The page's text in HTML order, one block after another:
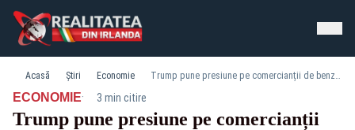
Acasă Știri Economie Trump pune presiune pe comercianții de benzină. Cere scăderea imediată a prețurilor și avertizează că vor fi „probleme mari”
ECONOMIE· 3 min citire
Trump pune presiune pe comercianții